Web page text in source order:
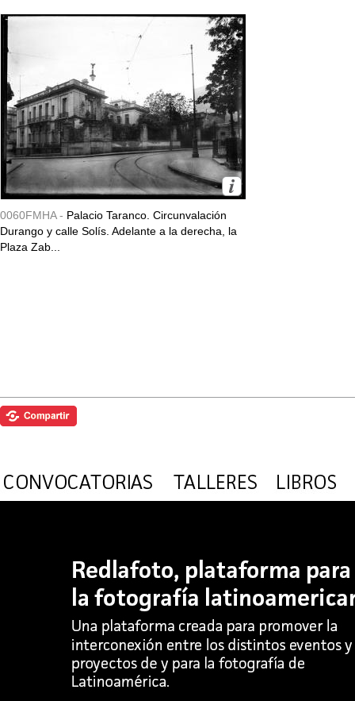
0060FMHA - Palacio Taranco. Circunvalación
Durango y calle Solís. Adelante a la derecha, la
Plaza Zab...